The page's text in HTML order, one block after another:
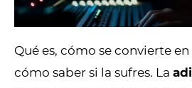
Qué es, cómo se convierte
cómo saber si la sufres. La